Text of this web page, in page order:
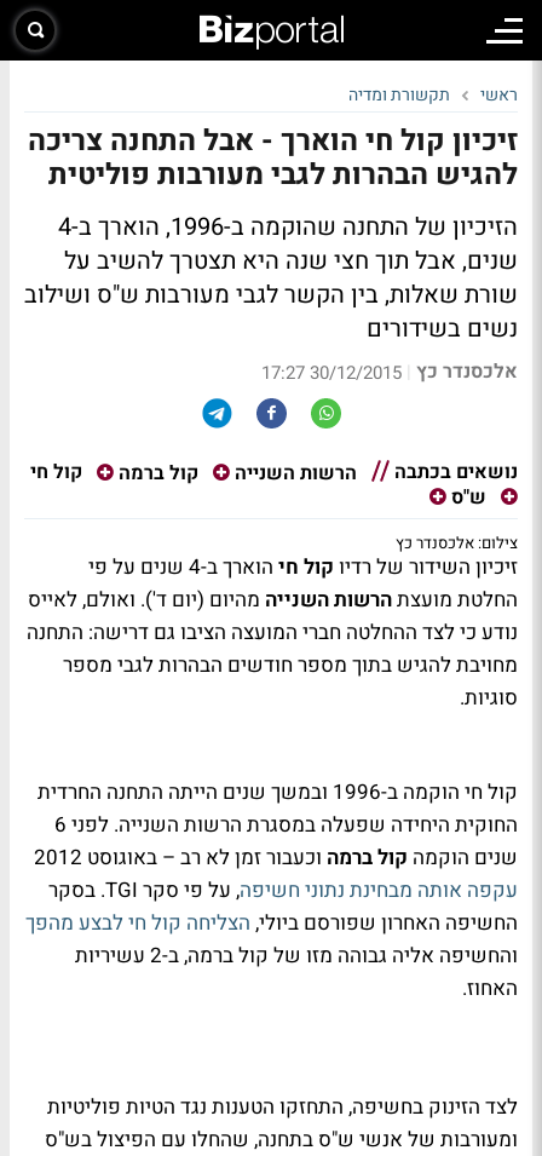
ראשי תקשורת ומדיה
זיכיון קול חי הוארך - אבל התחנה צריכה
להגיש הבהרות לגבי מעורבות פוליטית
הזיכיון של התחנה שהוקמה ב-1996, הוארך ב-4
שנים, אבל תוך חצי שנה היא תצטרך להשיב על
שורת שאלות, בין הקשר לגבי מעורבות ש"ס ושילוב
נשים בשידורים
אלכסנדר כץ |
30/12/2015 17:27
נושאים בכתבה הרשות השנייה קול ברמה
קול חי
ש"ס
צילום: אלכסנדר כץ
זיכיון השידור של רדיו קול חי
הוארך ב-4 שנים על פי
החלטת מועצתהרשות השנייה מהיום (יום ד'). ואולם, לאייס
נודע כי לצד ההחלטה חברי המועצה הציבו גם דרישה: התחנה
מחויבת להגיש בתוך מספר חודשים הבהרות לגבי מספר
סוגיות.
קול חי הוקמה ב-1996 ובמשך שנים הייתה התחנה החרדית
החוקית היחידה שפעלה במסגרת הרשות השנייה. לפני 6
שנים הוקמה קול ברמה וכעבור זמן לא רב – באוגוסט 2012
עקפה אותה מבחינת נתוני חשיפה, על פי סקר TGI. בסקר
החשיפה האחרון שפורסם ביולי, הצליחה קול חי לבצע מהפך
והחשיפה אליה גבוהה מזו של קול ברמה, ב-2 עשיריות
האחוז.
לצד הזינוק בחשיפה, התחזקו הטענות נגד הטיות פוליטיות
ומעורבות של אנשי ש"ס בתחנה, שהחלו עם הפיצול בש"ס